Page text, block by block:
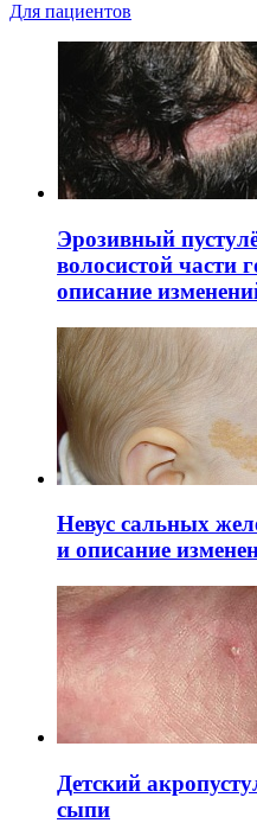
Для пациентов
Эрозивный
волосистой части
описание
Невус сальных
и описание
Детский
сыпи